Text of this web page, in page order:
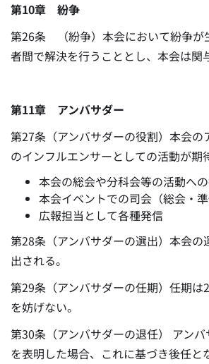
第10章 紛争
第26条 （紛争）本会において紛争が
者間で解決を行うこととし、本会は関
第11章 アンバサダー
第27条（アンバサダーの役割）本会の
のインフルエンサーとしての活動が期
本会の総会や分科会等の活動へ
本会イベントでの司会（総会・準
広報担当として各種発信
第28条（アンバサダーの選出）本会の
出される。
第29条（アンバサダーの任期）任期は
を妨げない。
第30条（アンバサダーの退任） アン
を表明した場合、これに基づき後任と